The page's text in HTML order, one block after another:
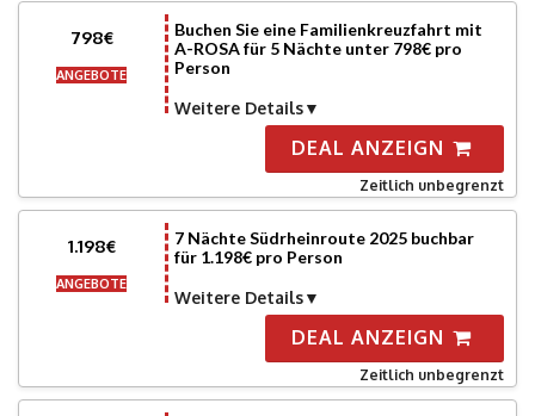
798€
ANGEBOTE
Buchen Sie eine Familienkreuzfahrt mit
A-ROSA für 5 Nächte unter 798€ pro
Person
Weitere Details
DEAL ANZEIGN
Zeitlich unbegrenzt
1.198€
ANGEBOTE
7 Nächte Südrheinroute 2025 buchbar
für 1.198€ pro Person
Weitere Details
DEAL ANZEIGN
Zeitlich unbegrenzt